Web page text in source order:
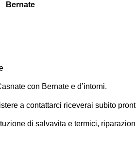
Bernate
con Bernate e d’intorni.
a contattarci riceverai subito
di salvavita e termici,